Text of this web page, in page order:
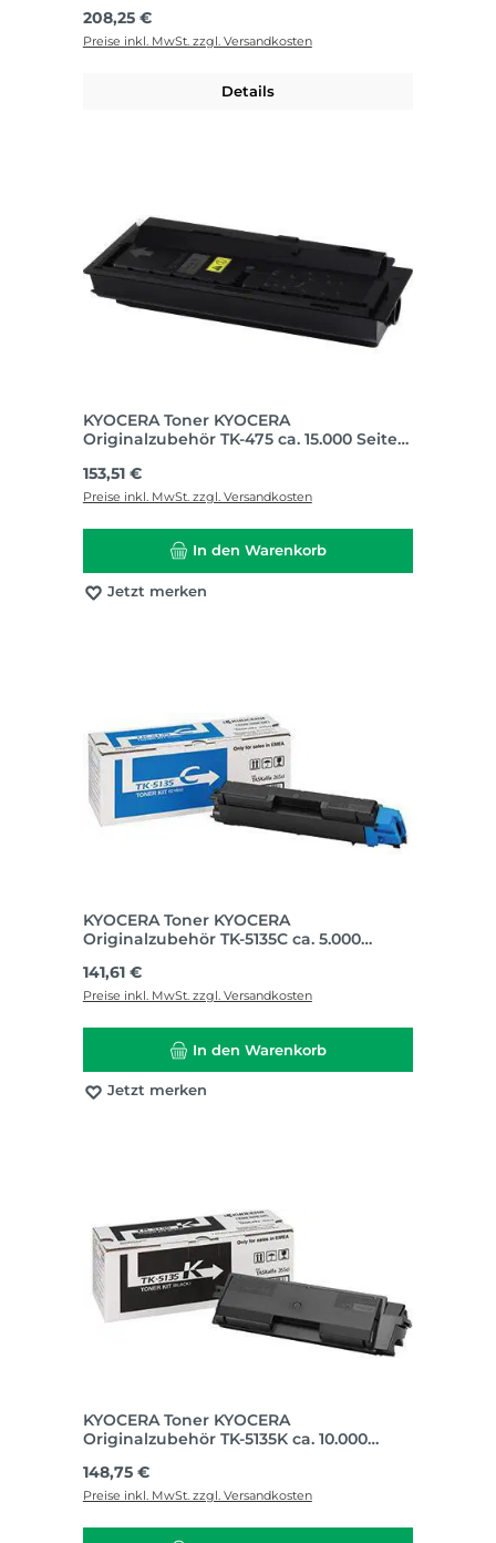
Regulärer Preis:
208,25 €
Preise inkl. MwSt. zzgl. Versandkosten
Details
KYOCERA Toner KYOCERA
Originalzubehör TK-475 ca. 15.000 Seiten
Regulärer Preis:
153,51 €
Preise inkl. MwSt. zzgl. Versandkosten
In den Warenkorb
Jetzt merken
KYOCERA Toner KYOCERA
Originalzubehör TK-5135C ca. 5.000
Regulärer Preis:
141,61 €
Preise inkl. MwSt. zzgl. Versandkosten
In den Warenkorb
Jetzt merken
KYOCERA Toner KYOCERA
Originalzubehör TK-5135K ca. 10.000
Regulärer Preis:
148,75 €
Preise inkl. MwSt. zzgl. Versandkosten